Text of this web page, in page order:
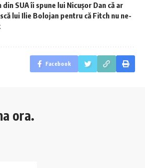
SUA îi spune lui Nicușor Dan că ar
lui Ilie Bolojan pentru că Fitch nu ne-
Facebook
ora.